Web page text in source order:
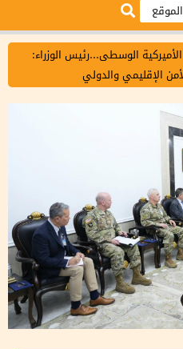
الأميركية الوسطى...رئيس الوزراء:
الإقليمي والدولي